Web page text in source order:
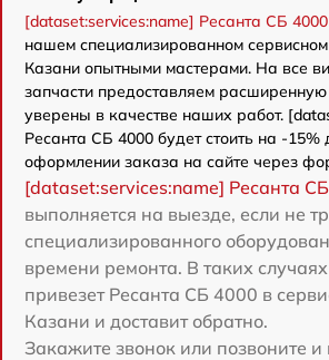
[dataset:services:name] Ресанта СБ 4000
нашем специализированном
Казани опытными мастерами. На все
запчасти предоставляем
уверены в качестве наших работ.
Ресанта СБ 4000 будет стоить на -
оформлении заказа на сайте через
[dataset:services:name] Ресанта
выполняется на выезде, если не
специализированного
времени ремонта. В таких
привезет Ресанта СБ 4000 в
Казани и доставит обратно.
Закажите звонок или позвоните